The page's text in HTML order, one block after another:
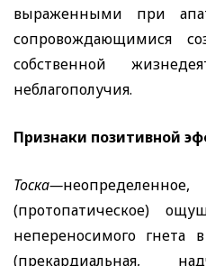
выраженными при
сопровождающимися
собственной
неблагополучия.
Признаки позитивной
Тоска—
(протопатическое)
непереносимого гнета
(прекардиальная,